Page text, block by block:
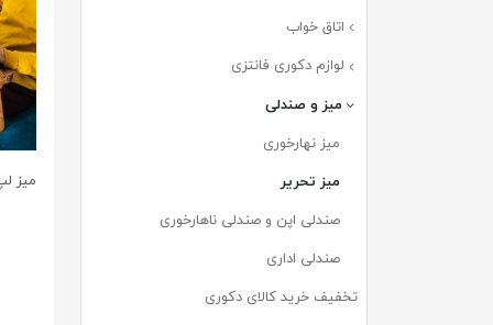
اتاق خواب
لوازم دکوری فانتزی
میز و صندلی
میز نهارخوری
میز تحریر
صندلی اپن و صندلی ناهارخوری
صندلی اداری
تخفیف خرید کالای دکوری
میز